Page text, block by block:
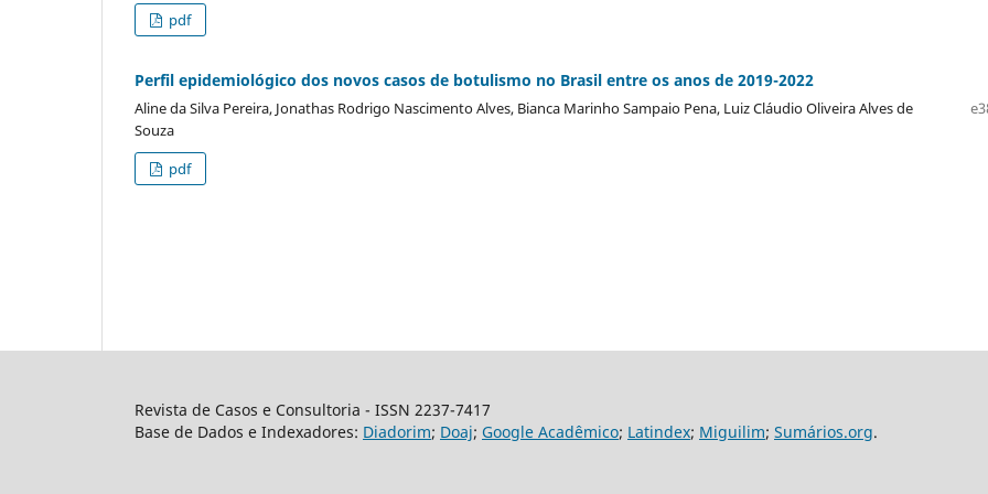
pdf
Perfil epidemiológico dos novos casos de botulismo no Brasil entre os anos de 2019-2022
Aline da Silva Pereira, Jonathas Rodrigo Nascimento Alves, Bianca Marinho Sampaio Pena, Luiz Cláudio Oliveira Alves de
Souza
pdf
Revista de Casos e Consultoria - ISSN 2237-7417
Base de Dados e Indexadores: Diadorim; Doaj; Google Acadêmico; Latindex; Miguilim; Sumários.org.